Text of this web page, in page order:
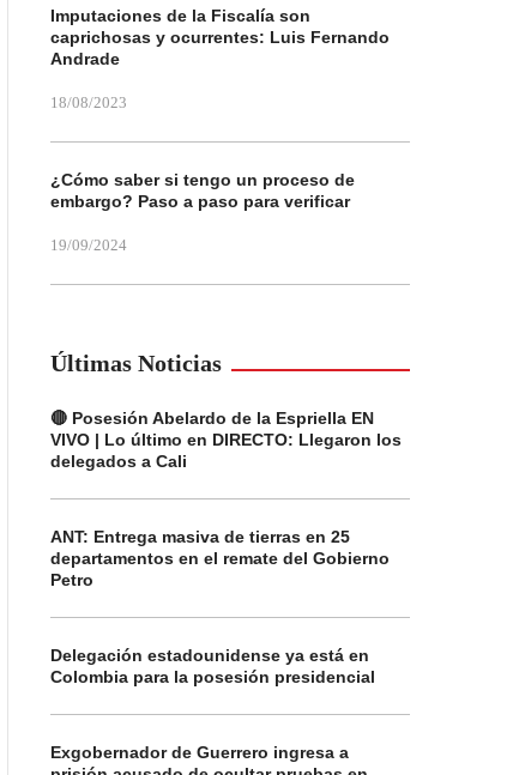
Imputaciones de la Fiscalía son
caprichosas y ocurrentes: Luis Fernando
Andrade
18/08/2023
¿Cómo saber si tengo un proceso de
embargo? Paso a paso para verificar
19/09/2024
Últimas Noticias
🔴 Posesión Abelardo de la Espriella EN
VIVO | Lo último en DIRECTO: Llegaron los
delegados a Cali
ANT: Entrega masiva de tierras en 25
departamentos en el remate del Gobierno
Petro
Delegación estadounidense ya está en
Colombia para la posesión presidencial
Exgobernador de Guerrero ingresa a